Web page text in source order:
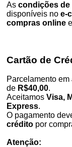
Ascondições
disponíveis noe-
compras online
Cartão de
Parcelamento em
de R$40,00.
AceitamosVisa,
Express.
O pagamento
crédito por
Atenção: